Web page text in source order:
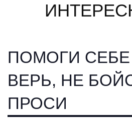
ПОМОГИ
ВЕРЬ, НЕ
ПРОСИ